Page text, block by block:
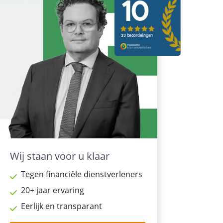
Wij staan voor u klaar
Tegen financiële dienstverleners
20+ jaar ervaring
Eerlijk en transparant